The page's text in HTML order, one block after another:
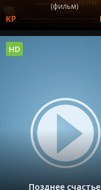
(фильм)
Позднее счастье
HD